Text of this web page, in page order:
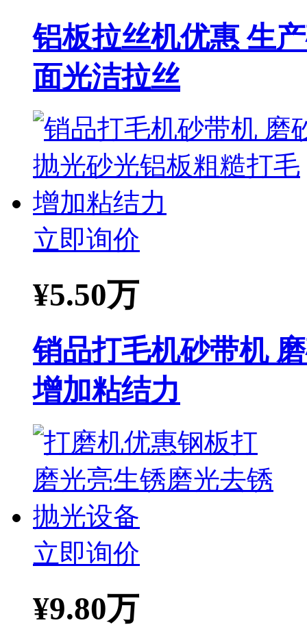
铝板拉丝机优惠 生
面光洁拉丝
立即询价
¥5.50万
销品打毛机砂带机
增加粘结力
立即询价
¥9.80万